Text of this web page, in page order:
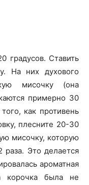
градусов. Ставить
На них духового
мисочку (она
примерно 30
как противень
плесните 20-30
мисочку, которую
раза. Это делается
ароматная
корочка была не